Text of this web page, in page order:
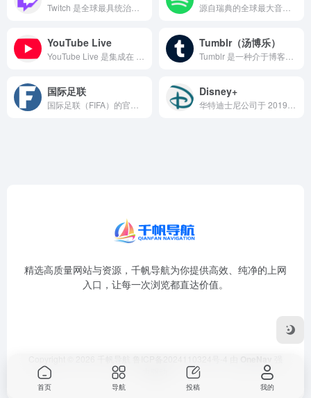
YouTube Live Tumblr（汤博乐）
国际足联 Disney+
精选高质量网站与资源，千帆导航为你提供高效、纯净的上网
入口，让每一次浏览都直达价值。
首页 导航 投稿 我的